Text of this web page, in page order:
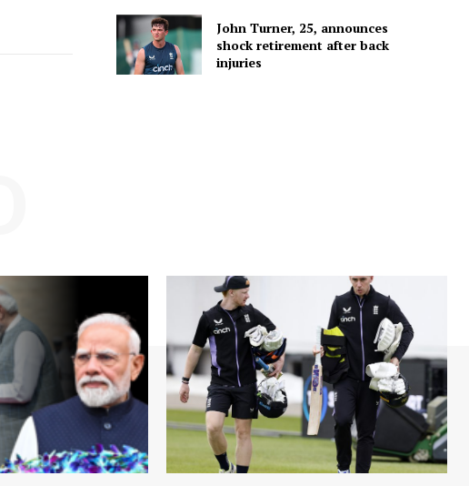
John Turner, 25, announces
shock retirement after back
injuries